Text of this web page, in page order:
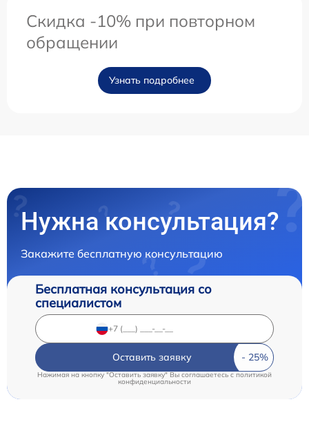
Скидка -10% при повторном
обращении
Узнать подробнее
Нужна консультация?
Закажите бесплатную консультацию
Бесплатная консультация со
специалистом
Оставить заявку
Нажимая на кнопку "Оставить заявку" Вы соглашаетесь cполитикой
конфиденциальности